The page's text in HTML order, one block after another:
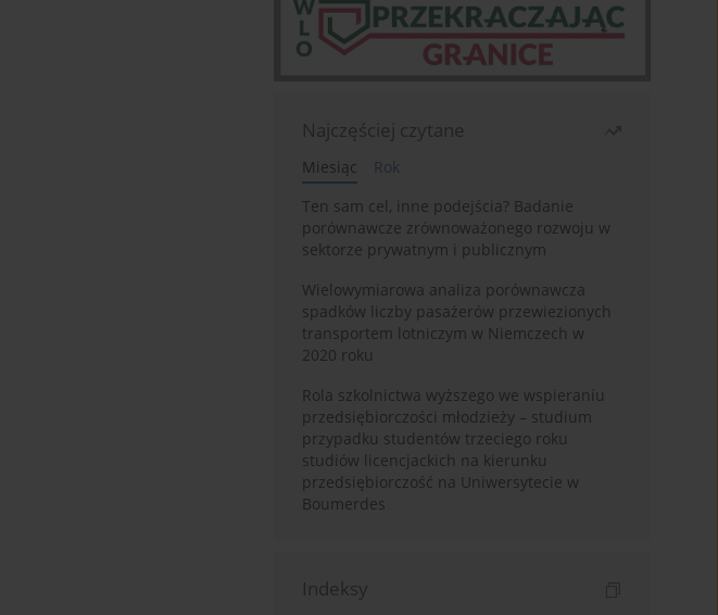
Najczęściej czytane
Miesiąc
Rok
Ten sam cel, inne podejścia? Badanie
porównawcze zrównoważonego rozwoju w
sektorze prywatnym i publicznym
Wielowymiarowa analiza porównawcza
spadków liczby pasażerów przewiezionych
transportem lotniczym w Niemczech w
2020 roku
Rola szkolnictwa wyższego we wspieraniu
przedsiębiorczości młodzieży – studium
przypadku studentów trzeciego roku
studiów licencjackich na kierunku
przedsiębiorczość na Uniwersytecie w
Boumerdes
Indeksy